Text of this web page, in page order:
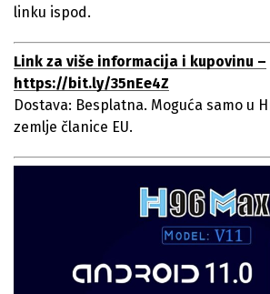
linku ispod.
Link za više informacija i kupovinu –
https://bit.ly/35nEe4Z
Dostava: Besplatna. Moguća samo u
zemlje članice EU.